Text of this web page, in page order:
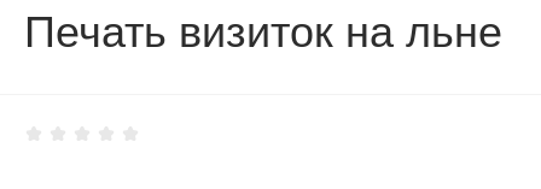
Печать визиток на льне